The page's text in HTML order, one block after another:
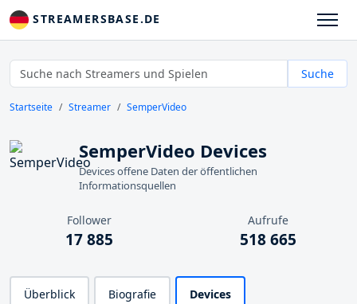
STREAMERSBASE.DE
Suche
Startseite Streamer SemperVideo
SemperVideo Devices
Devices offene Daten der öffentlichen
Informationsquellen
Follower
17 885
Aufrufe
518 665
Überblick Biografie Devices